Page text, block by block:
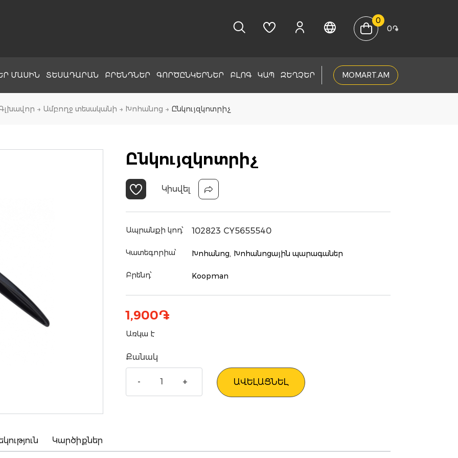
0
0֏
ՄԱՍԻՆ ՏԵՍԱԴԱՐԱՆ ԲՐԵՆԴՆԵՐ ԳՈՐԾԸՆԿԵՐՆԵՐ ԲԼՈԳ ԿԱՊ ԶԵՂՉԵՐ MOMART.AM
→ Ամբողջ տեսականի → Խոհանոց → Ընկույզկոտրիչ
Ընկույզկոտրիչ
Կիսվել
Ապրանքի կոդ՝ 102823 CY5655540
Կատեգորիա՝ Խոհանոց, Խոհանոցային պարագաներ
Բրենդ՝ Koopman
1,900֏
Առկա է
Քանակ
ԱՎԵԼԱՑՆԵԼ
Կարծիքներ